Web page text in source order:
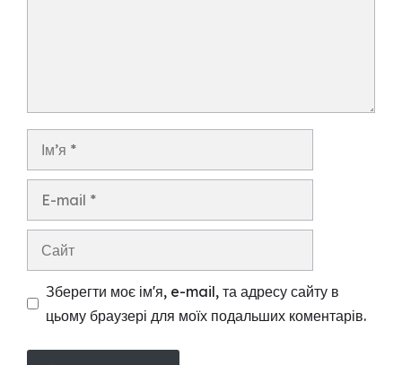
Зберегти моє ім'я, e-mail, та адресу сайту в
цьому браузері для моїх подальших коментарів.